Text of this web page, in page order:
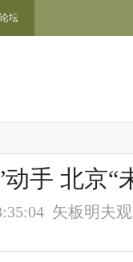
论坛
手 北京“
矢板明夫